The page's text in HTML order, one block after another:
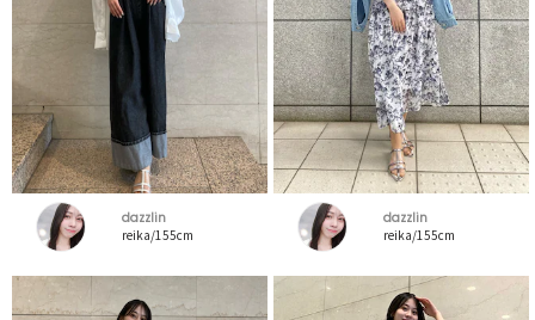
dazzlin
reika/155cm
dazzlin
reika/155cm